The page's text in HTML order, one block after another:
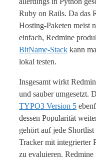
Ruby on Rails. Da das
Hosting-Paketen meist
einfach, Redmine
BitName-Stack kann
lokal testen.
Insgesamt wirkt
und sauber umgesetzt.
TYPO3 Version 5
dessen Popularität
gehört auf jede
Tracker mit integrierter
zu evaluieren.